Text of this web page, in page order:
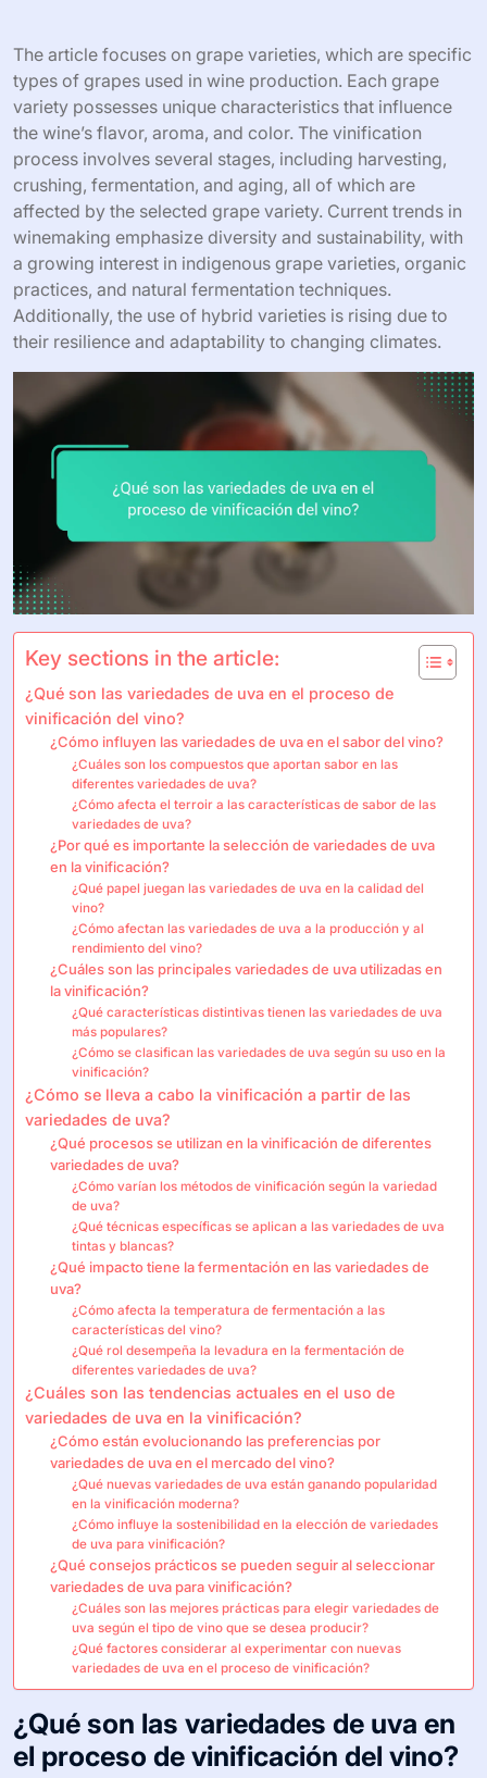
The article focuses on grape varieties, which are specific
types of grapes used in wine production. Each grape
variety possesses unique characteristics that influence
the wine’s flavor, aroma, and color. The vinification
process involves several stages, including harvesting,
crushing, fermentation, and aging, all of which are
affected by the selected grape variety. Current trends in
winemaking emphasize diversity and sustainability, with
a growing interest in indigenous grape varieties, organic
practices, and natural fermentation techniques.
Additionally, the use of hybrid varieties is rising due to
their resilience and adaptability to changing climates.
Key sections in the article:
¿Qué son las variedades de uva en el proceso de
vinificación del vino?
¿Cómo influyen las variedades de uva en el sabor del vino?
¿Cuáles son los compuestos que aportan sabor en las
diferentes variedades de uva?
¿Cómo afecta el terroir a las características de sabor de las
variedades de uva?
¿Por qué es importante la selección de variedades de uva
en la vinificación?
¿Qué papel juegan las variedades de uva en la calidad del
vino?
¿Cómo afectan las variedades de uva a la producción y al
rendimiento del vino?
¿Cuáles son las principales variedades de uva utilizadas en
la vinificación?
¿Qué características distintivas tienen las variedades de uva
más populares?
¿Cómo se clasifican las variedades de uva según su uso en la
vinificación?
¿Cómo se lleva a cabo la vinificación a partir de las
variedades de uva?
¿Qué procesos se utilizan en la vinificación de diferentes
variedades de uva?
¿Cómo varían los métodos de vinificación según la variedad
de uva?
¿Qué técnicas específicas se aplican a las variedades de uva
tintas y blancas?
¿Qué impacto tiene la fermentación en las variedades de
uva?
¿Cómo afecta la temperatura de fermentación a las
características del vino?
¿Qué rol desempeña la levadura en la fermentación de
diferentes variedades de uva?
¿Cuáles son las tendencias actuales en el uso de
variedades de uva en la vinificación?
¿Cómo están evolucionando las preferencias por
variedades de uva en el mercado del vino?
¿Qué nuevas variedades de uva están ganando popularidad
en la vinificación moderna?
¿Cómo influye la sostenibilidad en la elección de variedades
de uva para vinificación?
¿Qué consejos prácticos se pueden seguir al seleccionar
variedades de uva para vinificación?
¿Cuáles son las mejores prácticas para elegir variedades de
uva según el tipo de vino que se desea producir?
¿Qué factores considerar al experimentar con nuevas
variedades de uva en el proceso de vinificación?
¿Qué son las variedades de uva en
el proceso de vinificación del vino?